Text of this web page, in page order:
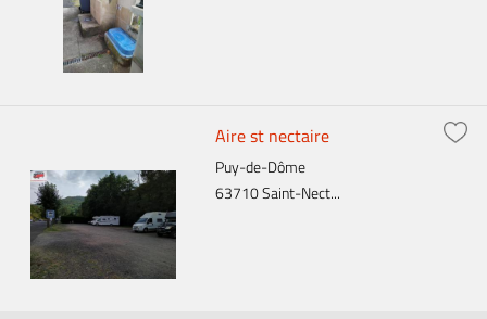
Aire st nectaire
Puy-de-Dôme
63710 Saint-Nect...